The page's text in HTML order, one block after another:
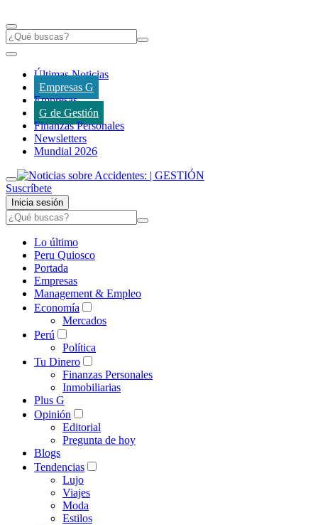
Últimas Noticias
Empresas G
Empresas
G de Gestión
Finanzas Personales
Newsletters
Mundial 2026
Suscríbete
Inicia sesión
Lo último
Peru Quiosco
Portada
Empresas
Management & Empleo
Economía
Mercados
Perú
Política
Tu Dinero
Finanzas Personales
Inmobiliarias
Plus G
Opinión
Editorial
Pregunta de hoy
Blogs
Tendencias
Lujo
Viajes
Moda
Estilos